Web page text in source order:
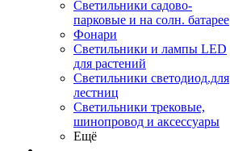
Светильники садово-
парковые и на солн. батарее
Фонари
Светильники и лампы LED
для растений
Светильники светодиод.для
лестниц
Светильники трековые,
шинопровод и аксессуары
Ещё